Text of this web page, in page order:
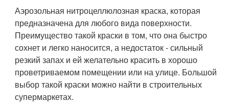
Аэрозольная нитроцеллюлозная краска, которая
предназначена для любого вида поверхности.
Преимущество такой краски в том, что она быстро
сохнет и легко наносится, а недостаток - сильный
резкий запах и ей желательно красить в хорошо
проветриваемом помещении или на улице. Большой
выбор такой краски можно найти в строительных
супермаркетах.